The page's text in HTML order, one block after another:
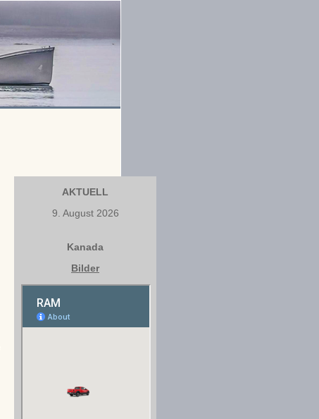
AKTUELL
9. August 2026
Kanada
Bilder